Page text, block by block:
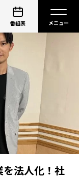
番組表
法人化！社